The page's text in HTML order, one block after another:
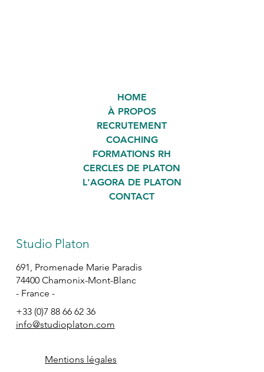
Studio Platon
691, Promenade Marie Paradis
74400 Chamonix-Mont-Blanc
- France -
+33 (0)7 88 66 62 36
info@studioplaton.com
HOME
À PROPOS
RECRUTEMENT
COACHING
FORMATIONS RH
CERCLES DE PLATON
L'AGORA DE PLATON
CONTACT
Mentions légales